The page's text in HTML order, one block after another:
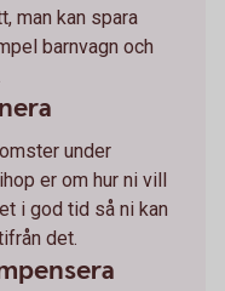
man kan spara
barnvagn och
under
er om hur ni vill
i god tid så ni kan
det.